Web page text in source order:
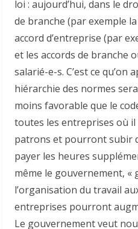
loi : aujourd’hui, dans le
de branche (par exemple
accord d’entreprise (par
et les accords de branche
salarié-e-s. C’est ce
hiérarchie des normes
moins favorable que le
toutes les entreprises où il
patrons et pourront subir
payer les heures
même le gouvernement,
l’organisation du travail
entreprises pourront
Le gouvernement veut